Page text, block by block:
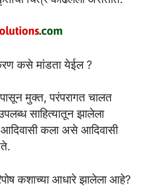
कसे मांडता येईल ?
मुक्त, परंपरागत चालत
साहित्यातून झालेला
कला असे आदिवासी
कशाच्या आधारे झालेला आहे?